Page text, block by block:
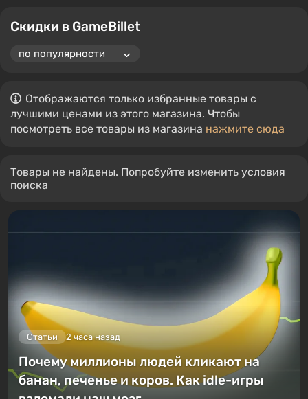
Скидки в GameBillet
Отображаются только избранные товары с
лучшими ценами из этого магазина. Чтобы
посмотреть все товары из магазина нажмите сюда
Товары не найдены. Попробуйте изменить условия
поиска
Статьи 2 часа назад
Почему миллионы людей кликают на
банан, печенье и коров. Как idle-игры